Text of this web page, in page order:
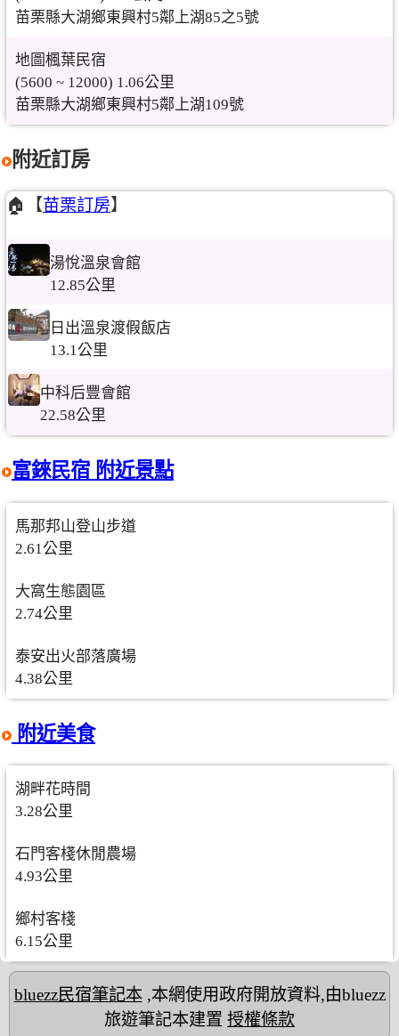
苗栗縣大湖鄉東興村5鄰上湖85之5號
地圖楓葉民宿
(5600 ~ 12000) 1.06公里
苗栗縣大湖鄉東興村5鄰上湖109號
附近訂房
🏠【苗栗訂房】
湯悅溫泉會館
12.85公里
日出溫泉渡假飯店
13.1公里
中科后豐會館
22.58公里
富錸民宿 附近景點
馬那邦山登山步道
2.61公里
大窩生態園區
2.74公里
泰安出火部落廣場
4.38公里
附近美食
湖畔花時間
3.28公里
石門客棧休閒農場
4.93公里
鄉村客棧
6.15公里
bluezz民宿筆記本,本網使用政府開放資料,由bluezz
旅遊筆記本建置 授權條款